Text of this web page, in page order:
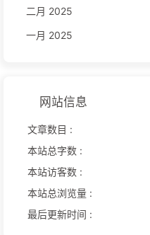
二月 2025
一月 2025
网站信息
文章数目 :
本站总字数 :
本站访客数 :
本站总浏览量 :
最后更新时间 :